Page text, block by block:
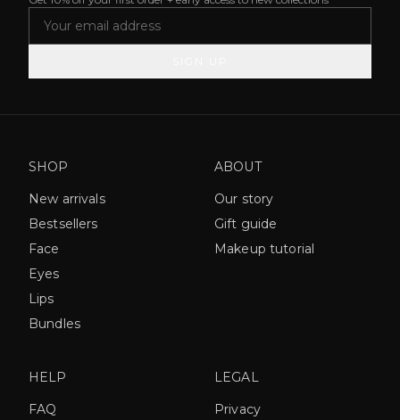
SHOP
New arrivals
Bestsellers
Face
Eyes
Lips
Bundles
ABOUT
Our story
Gift guide
Makeup tutorial
HELP
FAQ
LEGAL
Privacy